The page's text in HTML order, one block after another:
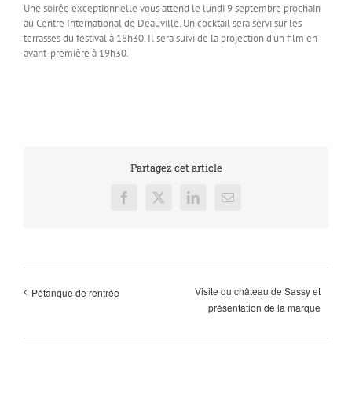
Une soirée exceptionnelle vous attend le lundi 9 septembre prochain
au Centre International de Deauville. Un cocktail sera servi sur les
terrasses du festival à 18h30. Il sera suivi de la projection d’un film en
avant-première à 19h30.
Partagez cet article
Facebook
X LinkedInEmail
Pétanque de rentrée
Visite du château de Sassy et
présentation de la marque